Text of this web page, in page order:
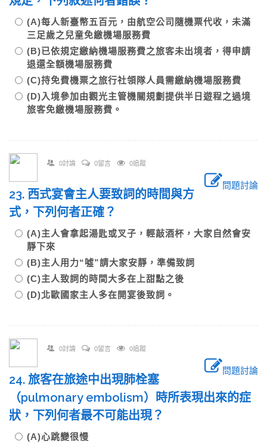
(A)每人新臺幣五百元，由航空公司隨機票代收，未滿
三足歲之兒童免繳機場服務費
(B)已依規定繳納機場服務費之旅客未出境者，得申請
退還全額機場服務費
(C)持免費機票之旅行社領隊人員需繳納機場服務費
(D)入境參加由觀光主管機關規劃提供半日遊程之過境
旅客免繳機場服務費。
0討論 0留言 0追蹤
問題討論
23. 西式宴會主人要致詞的時間與方
式，下列何者正確？
(A)主人會拿起湯匙或叉子，輕敲酒杯，大家自然會安
靜下來
(B)主人用力“噓”請大家安靜，準備致詞
(C)主人致詞的時間大多在上甜點之後
(D)北歐國家主人多在開宴後致詞。
0討論 0留言 0追蹤
問題討論
24. 旅客在旅途中出現肺栓塞
（pulmonary embolism）時所表現出來的症
狀，下列何者最不可能出現？
(A)心跳變很慢